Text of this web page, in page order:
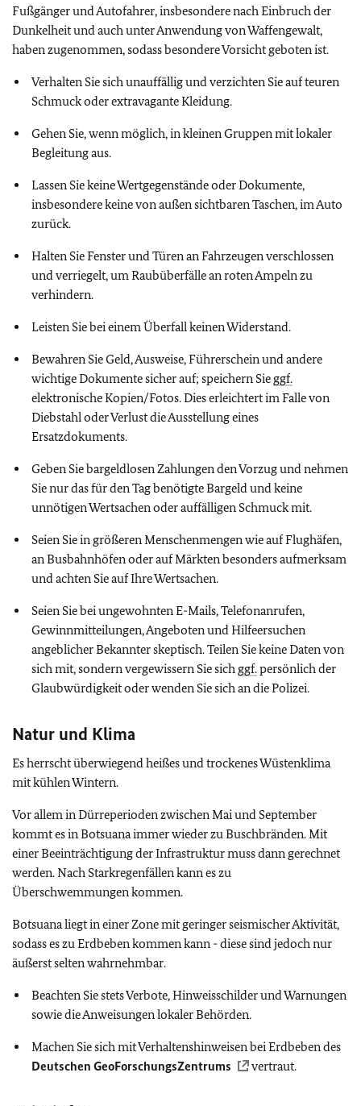
Fußgänger und Autofahrer, insbesondere nach Einbruch der
Dunkelheit und auch unter Anwendung von Waffengewalt,
haben zugenommen, sodass besondere Vorsicht geboten ist.
Verhalten Sie sich unauffällig und verzichten Sie auf teuren
Schmuck oder extravagante Kleidung.
Gehen Sie, wenn möglich, in kleinen Gruppen mit lokaler
Begleitung aus.
Lassen Sie keine Wertgegenstände oder Dokumente,
insbesondere keine von außen sichtbaren Taschen, im Auto
zurück.
Halten Sie Fenster und Türen an Fahrzeugen verschlossen
und verriegelt, um Raubüberfälle an roten Ampeln zu
verhindern.
Leisten Sie bei einem Überfall keinen Widerstand.
Bewahren Sie Geld, Ausweise, Führerschein und andere
wichtige Dokumente sicher auf; speichern Sie ggf.
elektronische Kopien/Fotos. Dies erleichtert im Falle von
Diebstahl oder Verlust die Ausstellung eines
Ersatzdokuments.
Geben Sie bargeldlosen Zahlungen den Vorzug und nehmen
Sie nur das für den Tag benötigte Bargeld und keine
unnötigen Wertsachen oder auffälligen Schmuck mit.
Seien Sie in größeren Menschenmengen wie auf Flughäfen,
an Busbahnhöfen oder auf Märkten besonders aufmerksam
und achten Sie auf Ihre Wertsachen.
Seien Sie bei ungewohnten E-Mails, Telefonanrufen,
Gewinnmitteilungen, Angeboten und Hilfeersuchen
angeblicher Bekannter skeptisch. Teilen Sie keine Daten von
sich mit, sondern vergewissern Sie sich ggf.persönlich der
Glaubwürdigkeit oder wenden Sie sich an die Polizei.
Natur und Klima
Es herrscht überwiegend heißes und trockenes Wüstenklima
mit kühlen Wintern.
Vor allem in Dürreperioden zwischen Mai und September
kommt es in Botsuana immer wieder zu Buschbränden. Mit
einer Beeinträchtigung der Infrastruktur muss dann gerechnet
werden. Nach Starkregenfällen kann es zu
Überschwemmungen kommen.
Botsuana liegt in einer Zone mit geringer seismischer Aktivität,
sodass es zu Erdbeben kommen kann - diese sind jedoch nur
äußerst selten wahrnehmbar.
Beachten Sie stets Verbote, Hinweisschilder und Warnungen
sowie die Anweisungen lokaler Behörden.
Machen Sie sich mit Verhaltenshinweisen bei Erdbeben des
Deutschen GeoForschungsZentrums
vertraut.